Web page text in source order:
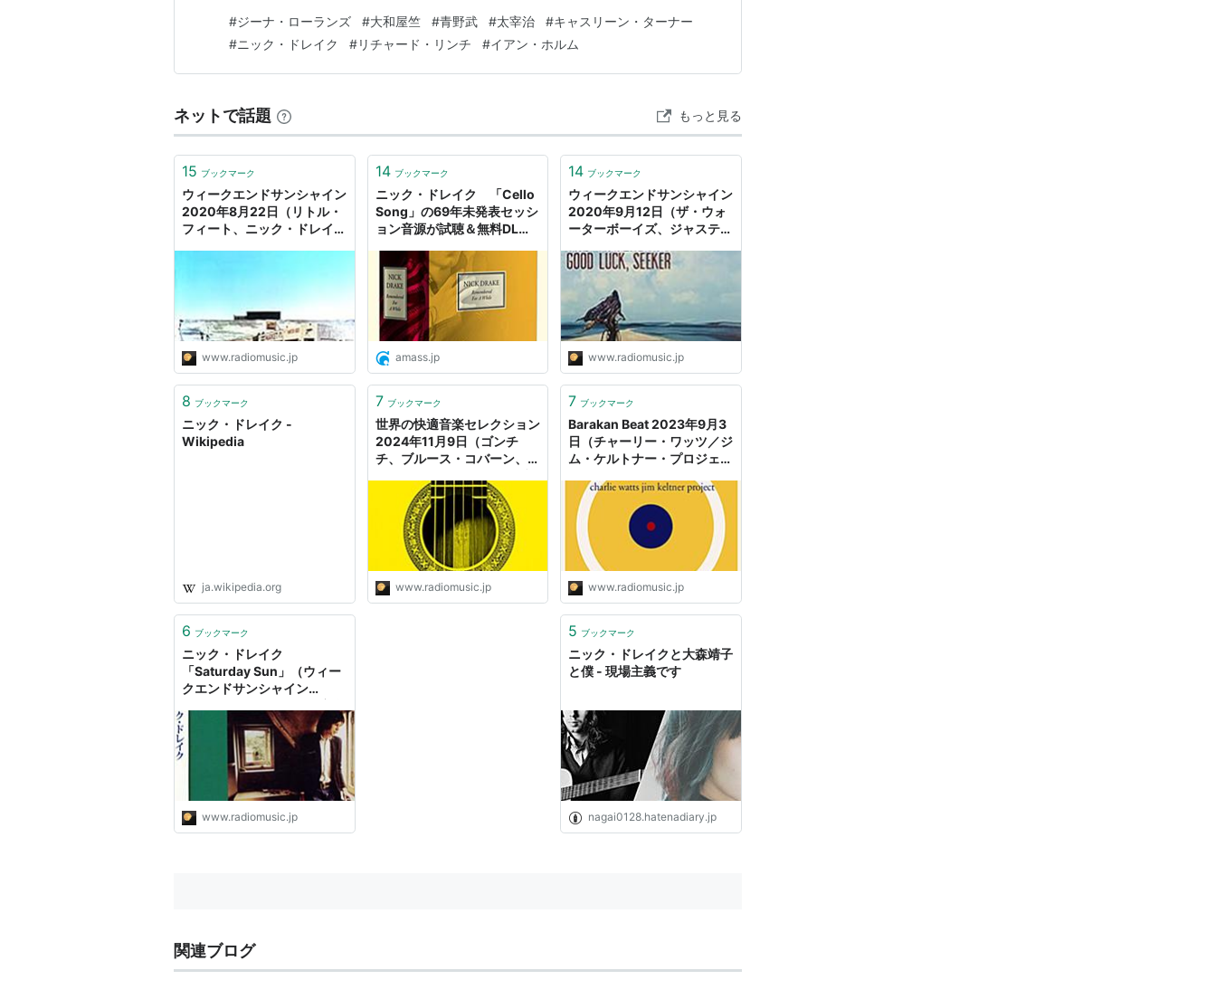
#ジーナ・ローランズ #大和屋竺 #青野武 #太宰治 #キャスリーン・ターナー
#ニック・ドレイク #リチャード・リンチ #イアン・ホルム
ネットで話題 もっと見る
15 ブックマーク
ウィークエンドサンシャイン
2020年8月22日（リトル・
フィート、ニック・ドレイ
www.radiomusic.jp
14 ブックマーク
ニック・ドレイク 「Cello
Song」の69年未発表セッシ
ョン音源が試聴＆無料DL可 -
amass.jp
14 ブックマーク
ウィークエンドサンシャイン
2020年9月12日（ザ・ウォ
ーターボーイズ、ジャスティ
ク・ドレイク） - ラジオと音
楽
www.radiomusic.jp
8 ブックマーク
ニック・ドレイク -
Wikipedia
ja.wikipedia.org
7 ブックマーク
世界の快適音楽セレクション
2024年11月9日（ゴンチ
チ、ブルース・コバーン、ア
ディラン、ジミー・スミス&
ウェス・モンゴメリー、ニッ
ク・ドレイク、ムスタファ）
- ラジオと音楽
www.radiomusic.jp
7 ブックマーク
Barakan Beat 2023年9月3
日（チャーリー・ワッツ／ジ
ム・ケルトナー・プロジェク
イプル・シンガーズ） & 週
間プレイリスト - ラジオと音
www.radiomusic.jp
6 ブックマーク
ニック・ドレイク
「Saturday Sun」（ウィー
クエンドサンシャイン
www.radiomusic.jp
5 ブックマーク
ニック・ドレイクと大森靖子
と僕 - 現場主義です
nagai0128.hatenadiary.jp
関連ブログ